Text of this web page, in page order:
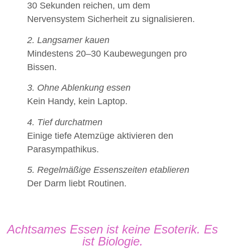
30 Sekunden reichen, um dem
Nervensystem Sicherheit zu signalisieren.
2. Langsamer kauen
Mindestens 20–30 Kaubewegungen pro
Bissen.
3. Ohne Ablenkung essen
Kein Handy, kein Laptop.
4. Tief durchatmen
Einige tiefe Atemzüge aktivieren den
Parasympathikus.
5. Regelmäßige Essenszeiten etablieren
Der Darm liebt Routinen.
Achtsames Essen ist keine Esoterik. Es
ist Biologie.